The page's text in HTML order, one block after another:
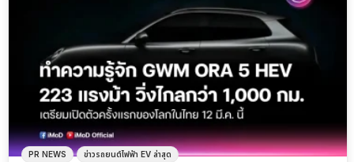
PR NEWS ข่าวรถยนต์ไฟฟ้า EV ล่าสุด